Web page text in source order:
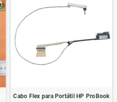
Cabo Flex para Portátil HP ProBook